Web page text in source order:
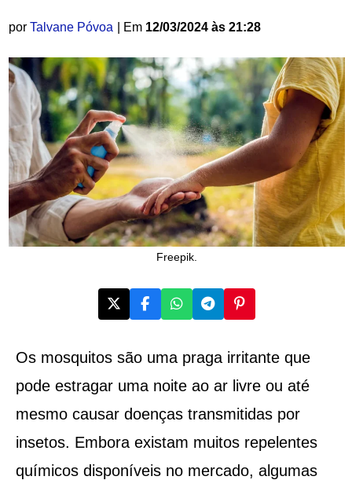
por Talvane Póvoa | Em 12/03/2024 às 21:28
Freepik.
Os mosquitos são uma praga irritante que
pode estragar uma noite ao ar livre ou até
mesmo causar doenças transmitidas por
insetos. Embora existam muitos repelentes
químicos disponíveis no mercado, algumas